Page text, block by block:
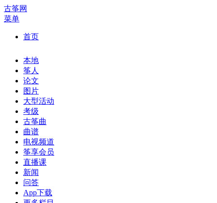
古筝网
菜单
首页
本地
筝人
论文
图片
大型活动
考级
古筝曲
曲谱
电视频道
筝享会员
直播课
新闻
问答
App下载